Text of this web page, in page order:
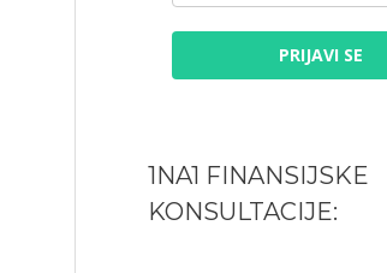
PRIJAVI SE
1NA1 FINANSIJSKE
KONSULTACIJE: